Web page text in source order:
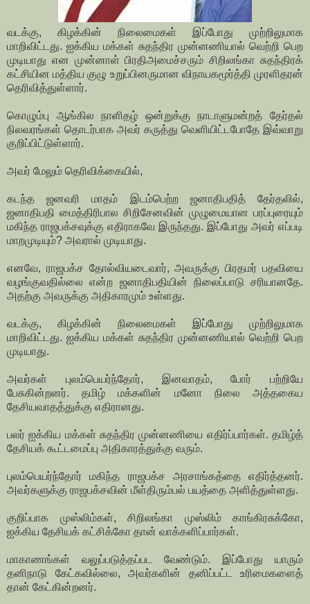
வடக்கு, கிழக்கின் நிலைமைகள் இப்போது முற்றிலுமாக
மாறிவிட்டது. ஐக்கிய மக்கள் சுதந்திர முன்னணியால் வெற்றி பெற
முடியாது என முன்னாள் பிரதிஅமைச்சரும் சிறிலங்கா சுதந்திரக்
கட்சியின மத்திய குழு உறுப்பினருமான விநாயகமூர்த்தி முரளிதரன்
தெரிவித்துள்ளார்.
கொழும்பு ஆங்கில நாளிதழ் ஒன்றுக்கு நாடாளுமன்றத் தேர்தல்
நிலவரங்கள் தொடர்பாக அவர் கருத்து வெளியிட்டபோதே இவ்வாறு
குறிப்பிட்டுள்ளார்.
அவர் மேலும் தெரிவிக்கையில்,
கடந்த ஜனவரி மாதம் இடம்பெற்ற ஜனாதிபதித் தேர்தலில்,
ஜனாதிபதி மைத்திரிபால சிறிசேனவின் முழுமையான பரப்புரையும்
மகிந்த ராஜபக்சவுக்கு எதிராகவே இருந்தது. இப்போது அவர் எப்படி
மாறமுடியும்? அவரால் முடியாது.
எனவே, ராஜபக்ச தோல்வியடைவார், அவருக்கு பிரதமர் பதவியை
வழங்குவதில்லை என்ற ஜனாதிபதியின் நிலைப்பாடு சரியானதே.
அதற்கு அவருக்கு அதிகாரமும் உள்ளது.
வடக்கு, கிழக்கின் நிலைமைகள் இப்போது முற்றிலுமாக
மாறிவிட்டது. ஐக்கிய மக்கள் சுதந்திர முன்னணியால் வெற்றி பெற
முடியாது.
அவர்கள் புலம்பெயர்ந்தோர், இனவாதம், போர் பற்றியே
பேசுகின்றனர். தமிழ் மக்களின் மனோ நிலை அத்தகைய
தேசியவாதத்துக்கு எதிரானது.
பலர் ஐக்கிய மக்கள் சுதந்திர முன்னணியை எதிர்ப்பார்கள். தமிழ்த்
தேசியக் கூட்டமைப்பு அதிகாரத்துக்கு வரும்.
புலம்பெயர்ந்தோர் மகிந்த ராஜபக்ச அரசாங்கத்தை எதிர்த்தனர்.
அவர்களுக்கு ராஜபக்சவின் மீள்திரும்பல் பயத்தை அளித்துள்ளது.
குறிப்பாக முஸ்லிம்கள், சிறிலங்கா முஸ்லிம் காங்கிரசுக்கோ,
ஐக்கிய தேசியக் கட்சிக்கோ தான் வாக்களிப்பார்கள்.
மாகாணங்கள் வலுப்படுத்தப்பட வேண்டும். இப்போது யாரும்
தனிநாடு கேட்கவில்லை, அவர்களின் தனிப்பட்ட உரிமைகளைத்
தான் கேட்கின்றனர்.